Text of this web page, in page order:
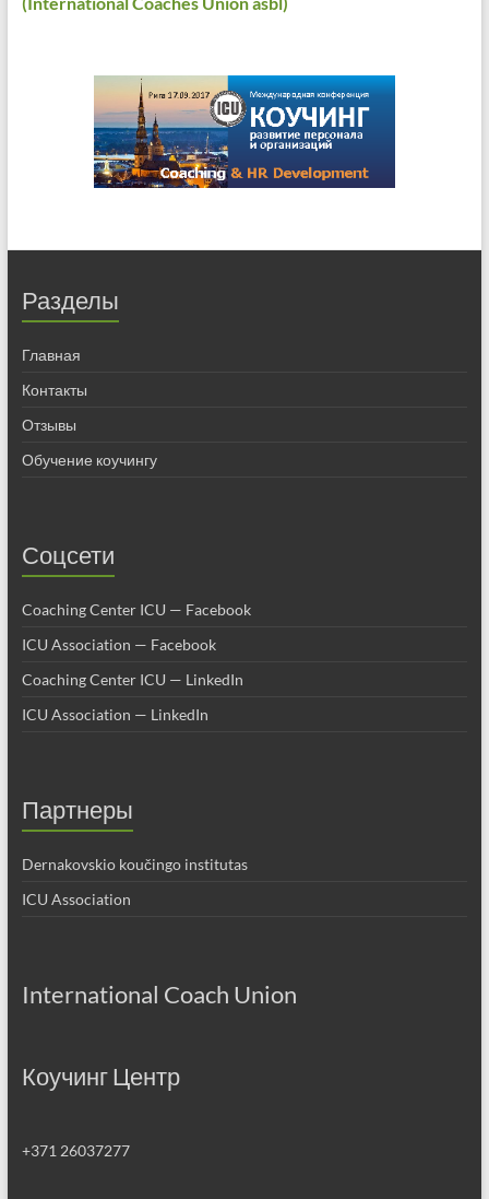
Разделы
Главная
Контакты
Отзывы
Обучение коучингу
Соцсети
Coaching Center ICU — Facebook
ICU Association — Facebook
Coaching Center ICU — LinkedIn
ICU Association — LinkedIn
Партнеры
Dernakovskio koučingo institutas
ICU Association
International Coach Union
Коучинг Центр
+371 26037277